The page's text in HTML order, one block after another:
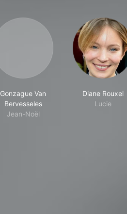
Gonzague Van
Bervesseles
Jean-Noël
Diane Rouxel
Lucie